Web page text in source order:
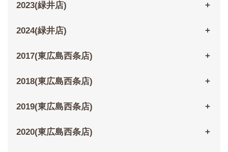
2023(緑井店)
2024(緑井店)
2017(東広島西条店)
2018(東広島西条店)
2019(東広島西条店)
2020(東広島西条店)